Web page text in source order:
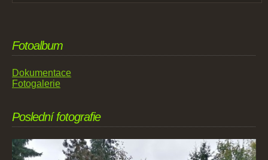
Fotoalbum
Dokumentace
Fotogalerie
Poslední fotografie